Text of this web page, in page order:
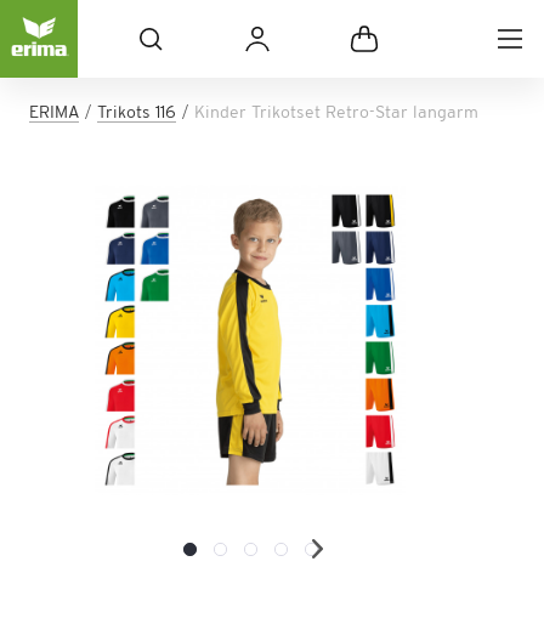
ERIMA Trikots 116 Kinder Trikotset Retro-Star langarm